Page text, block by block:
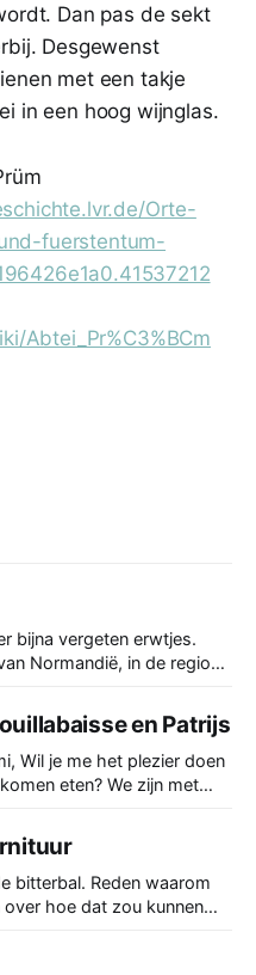
Dan pas de sekt
Desgewenst
met een takje
in een hoog wijnglas.
Orte-
fuerstentum-
Abtei_Pr%C3%BCm
bijna vergeten erwtjes.
Normandië, in de regio
niet. Dus bestelde ik het
een beetje rommelige
en Patrijs
eten? We zijn met
bitterbal. Reden waarom
hoe dat zou kunnen
is. Want gerechten komen